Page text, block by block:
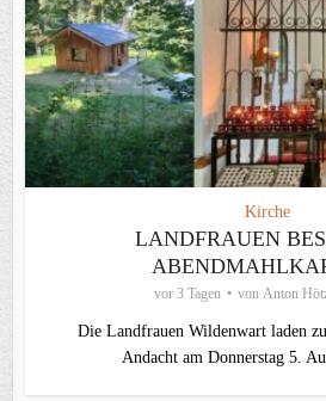
Kirche
LANDFRAUEN
vor 3 Tagen von Anton
Die Landfrauen Wildenwart laden
Andacht am Donnerstag 5.